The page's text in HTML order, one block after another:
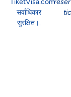
सर्वाधिकार
सुरक्षित।.